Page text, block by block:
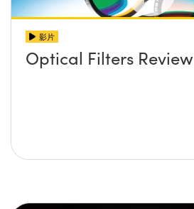
影片
Optical Filters Review